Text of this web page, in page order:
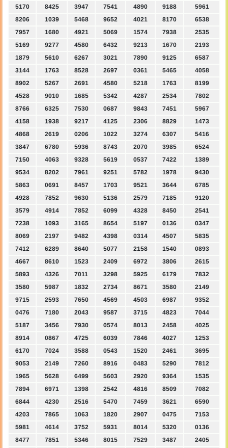
5170
8425 3947 7541 4890 9188
5961
8206
1039 5468 9652 4021 8170
6538
7957
1680 4921 5069 1574 7938
2535
5169
9277 4580 6432 9213 1670
2193
1879
5610 6267 3021 7890 9125
6587
3144
1763 8528 2697 0361 5465
4058
8902
5267 2691 4580 5218 1763
8199
4528
9010 1685 5342 4287 2534
7802
8766
6325 7530 0687 9843 7451
5967
4158
1938 9217 4125 2306 8829
1473
4868
2619 0206 1022 3274 6307
5416
3847
6780 5936 8743 2070 3985
6524
7150
4063 9328 5619 0537 7422
1389
9534
8202 7961 9251 5782 1978
9430
5863
0691 8457 1703 9521 3644
6785
4928
7852 9630 5136 2579 7185
9120
3579
4914 7852 6099 4328 8450
2541
7238
1093 3165 8654 5197 0136
0347
8069
2197 9482 4398 0314 4507
5835
7412
6289 8640 5077 2158 1540
0893
4667
8610 1523 2409 6972 3806
2615
5893
4326 7011 3298 5925 6179
7832
3580
5987 1832 2734 8671 3580
2149
9715
2593 7650 4569 4503 6987
9352
0476
7180 2043 9587 3715 4823
7044
5187
3456 7930 0574 8013 2458
4025
8914
0867 4725 6039 7846 4027
1253
6170
7024 3588 0543 1520 2461
3695
9053
2149 7260 8916 0483 5290
7812
1965
5628 6499 5603 2920 9364
1535
7894
6971 1398 2542 4816 8509
7082
6844
4230 2516 5470 7459 3621
6590
4203
7865 1063 1820 2907 0475
7153
5981
4614 3752 5931 8014 5320
0136
8477
7851 5346 8015 7529 3487
2405